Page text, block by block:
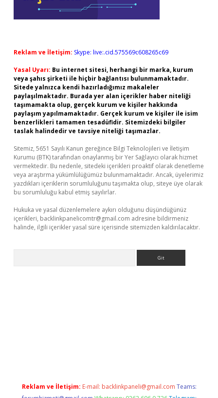
Reklam ve İletişim: Skype: live:.cid.575569c608265c69
Yasal Uyarı: Bu internet sitesi, herhangi bir marka, kurum
veya şahıs şirketi ile hiçbir bağlantısı bulunmamaktadır.
Sitede yalnızca kendi hazırladığımız makaleler
paylaşılmaktadır. Burada yer alan içerikler haber niteliği
taşımamakta olup, gerçek kurum ve kişiler hakkında
paylaşım yapılmamaktadır. Gerçek kurum ve kişiler ile isim
benzerlikleri tamamen tesadüfidir. Sitemizdeki bilgiler
taslak halindedir ve tavsiye niteliği taşımazlar.
Sitemiz, 5651 Sayılı Kanun gereğince Bilgi Teknolojileri ve İletişim
Kurumu (BTK) tarafından onaylanmış bir Yer Sağlayıcı olarak hizmet
vermektedir. Bu nedenle, sitedeki içerikleri proaktif olarak denetleme
veya araştırma yükümlülüğümüz bulunmamaktadır. Ancak, üyelerimiz
yazdıkları içeriklerin sorumluluğunu taşımakta olup, siteye üye olarak
bu sorumluluğu kabul etmiş sayılırlar.
Hukuka ve yasal düzenlemelere aykırı olduğunu düşündüğünüz
içerikleri, backlinkpanelicomtr@gmail.com adresine bildirmeniz
halinde, ilgili içerikler yasal süre içerisinde sitemizden kaldırılacaktır.
Reklam ve İletişim: E-mail: backlinkpaneli@gmail.com Teams: